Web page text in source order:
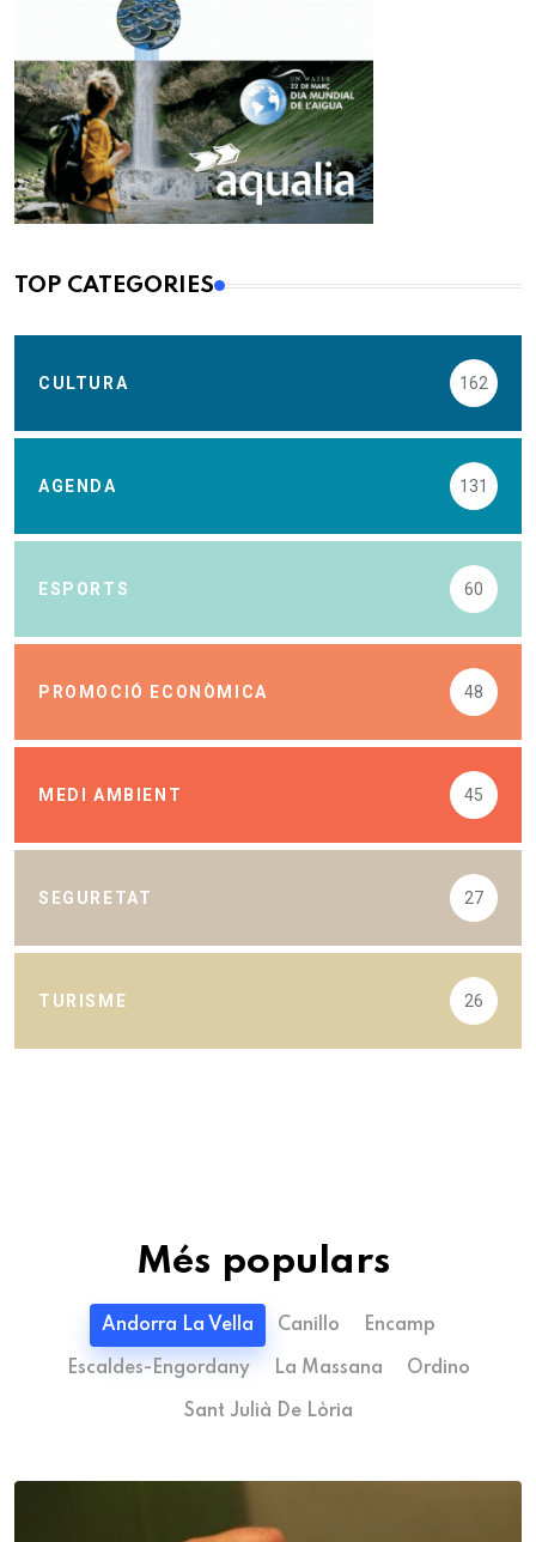
TOP CATEGORIES
CULTURA 162
AGENDA 131
ESPORTS 60
PROMOCIÓ ECONÒMICA 48
MEDI AMBIENT 45
SEGURETAT 27
TURISME 26
Més populars
Andorra La Vella Canillo Encamp
Escaldes-Engordany La Massana Ordino
Sant Julià De Lòria